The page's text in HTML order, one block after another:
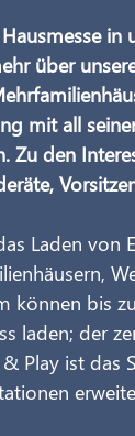
über
mit all
Zu den
Laden
können bis
laden; der
Play ist